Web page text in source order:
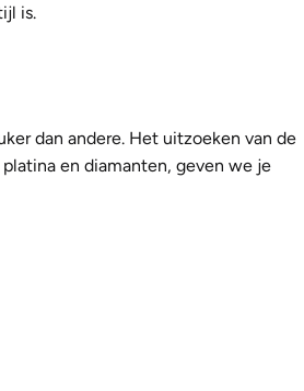
is.
dan andere. Het uitzoeken van de
en diamanten, geven we je